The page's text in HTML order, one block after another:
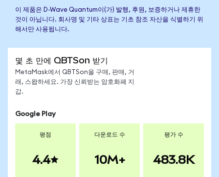
이 제품은 D-Wave Quantum이(가) 발행, 후원, 보증하거나 제휴한
것이 아닙니다. 회사명 및 기타 상표는 기초 참조 자산을 식별하기 위
해서만 사용됩니다.
몇 초 만에 QBTSon 받기
MetaMask에서 QBTSon을 구매, 판매, 거
래, 스왑하세요. 가장 신뢰받는 암호화폐 지
갑.
Google Play
평점
4.4
다운로드 수
10M+
평가 수
483.8K